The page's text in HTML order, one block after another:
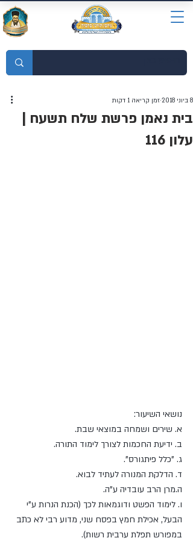
בית נאמן פרשת שלח תשעח |
עלון 116
8 ביוני 2018 זמן קריאה 1 דקות
נושאי השיעור:
א. שירים ושמחה במוצאי שבת.
ב. ידיעת החכמות לצורך לימוד התורה.
ג. "כלל פיתגורס".
ד. הדלקת המנורה לעתיד לבוא.
ה.מרן הרב עובדיה ע"ה.
ו. לימוד הפשט ודוגמאות לכך (הכנת הנרות ע"י
הבעל, אכילת חמץ בפסח שני, מדוע רבי לא כתב
במפורש תפלת ערבית רשות).